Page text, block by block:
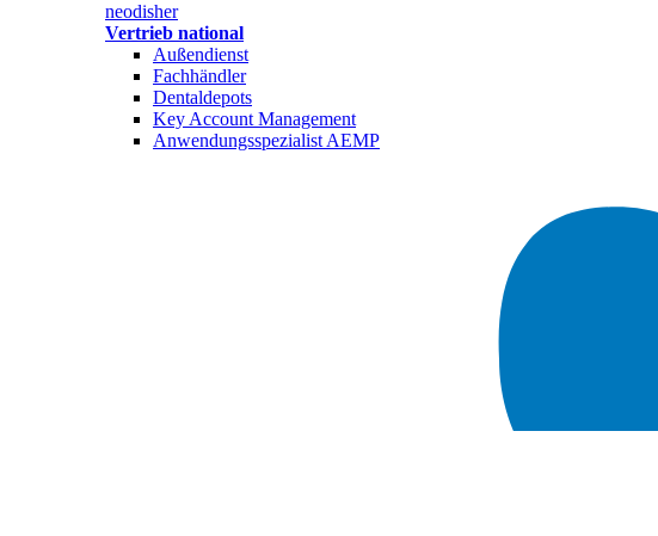
neodisher
Vertrieb national
Außendienst
Fachhändler
Dentaldepots
Key Account Management
Anwendungsspezialist AEMP